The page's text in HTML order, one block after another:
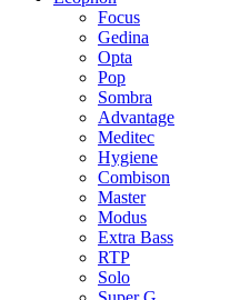
Focus
Gedina
Opta
Pop
Sombra
Advantage
Meditec
Hygiene
Combison
Master
Modus
Extra Bass
RTP
Solo